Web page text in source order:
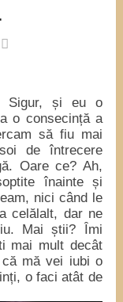
Sigur, și eu o
o consecință a
să fiu mai
de întrecere
Oare ce? Ah,
înainte și
nici când le
celălalt, dar ne
Mai știi? Îmi
mai mult decât
mă vei iubi o
o faci atât de